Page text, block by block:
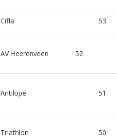
Cifla 53
AV Heerenveen 52
Antilope 51
Triathlon 50